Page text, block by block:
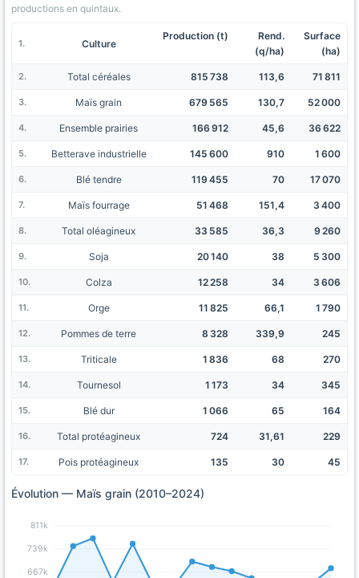
productions en quintaux.
Culture
Production (t)
Rend.
(q/ha)
Surface
(ha)
Total céréales 815 738 113,6 71 811
Maïs grain 679 565 130,7 52 000
Ensemble prairies 166 912 45,6 36 622
Betterave industrielle 145 600 910 1 600
Blé tendre 119 455 70 17 070
Maïs fourrage 51 468 151,4 3 400
Total oléagineux 33 585 36,3 9 260
Soja 20 140 38 5 300
Colza 12 258 34 3 606
Orge 11 825 66,1 1 790
Pommes de terre 8 328 339,9 245
Triticale 1 836 68 270
Tournesol 1 173 34 345
Blé dur 1 066 65 164
Total protéagineux 724 31,61 229
Pois protéagineux 135 30 45
Évolution — Maïs grain (2010–2024)
667k
739k
811k